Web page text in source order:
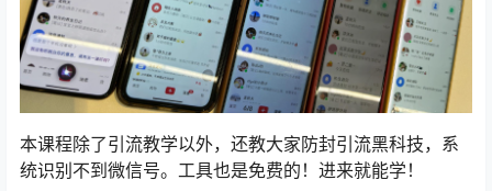
本课程除了引流教学以外，还教大家防封引流黑科技，系
统识别不到微信号。工具也是免费的！进来就能学！